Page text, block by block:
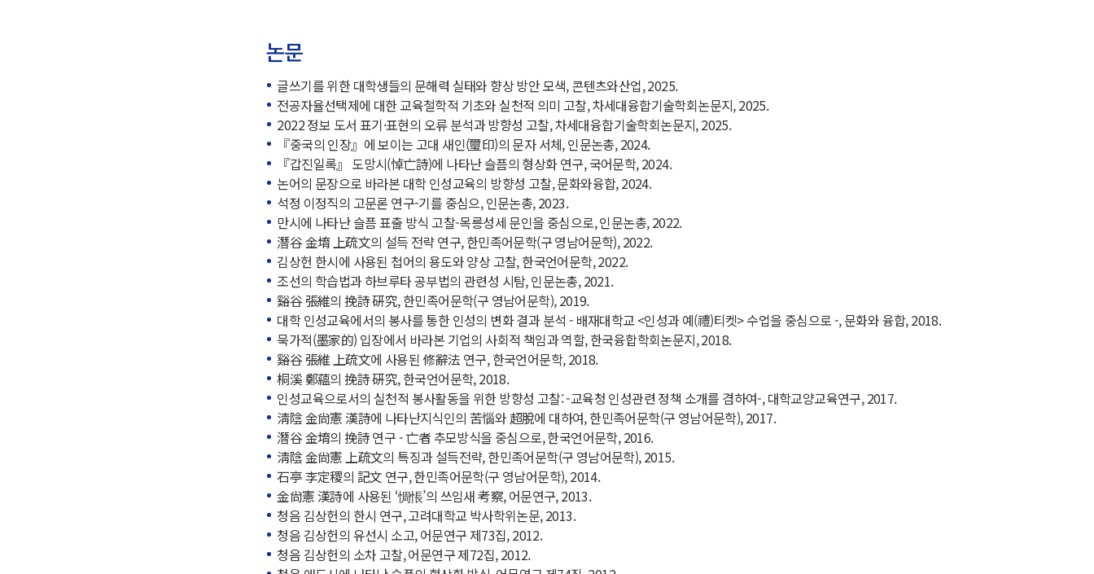
논문
글쓰기를 위한 대학생들의 문해력 실태와 향상 방안 모색, 콘텐츠와산업, 2025.
전공자율선택제에 대한 교육철학적 기초와 실천적 의미 고찰, 차세대융합기술학회논문지, 2025.
2022 정보 도서 표기·표현의 오류 분석과 방향성 고찰, 차세대융합기술학회논문지, 2025.
『중국의 인장』에 보이는 고대 새인(璽印)의 문자 서체, 인문논총, 2024.
『갑진일록』 도망시(悼亡詩)에 나타난 슬픔의 형상화 연구, 국어문학, 2024.
논어의 문장으로 바라본 대학 인성교육의 방향성 고찰, 문화와융합, 2024.
석정 이정직의 고문론 연구-기를 중심으, 인문논총, 2023.
만시에 나타난 슬픔 표출 방식 고찰-목릉성세 문인을 중심으로, 인문논총, 2022.
潛谷 金堉 上疏文의 설득 전략 연구, 한민족어문학(구 영남어문학), 2022.
김상헌 한시에 사용된 첩어의 용도와 양상 고찰, 한국언어문학, 2022.
조선의 학습법과 하브루타 공부법의 관련성 시탐, 인문논총, 2021.
谿谷 張維의 挽詩 硏究, 한민족어문학(구 영남어문학), 2019.
대학 인성교육에서의 봉사를 통한 인성의 변화 결과 분석 - 배재대학교 <인성과 예(禮)티켓> 수업을 중심으로 -, 문화와 융합, 2018.
묵가적(墨家的) 입장에서 바라본 기업의 사회적 책임과 역할, 한국융합학회논문지, 2018.
谿谷 張維 上疏文에 사용된 修辭法 연구, 한국언어문학, 2018.
桐溪 鄭蘊의 挽詩 硏究, 한국언어문학, 2018.
인성교육으로서의 실천적 봉사활동을 위한 방향성 고찰: -교육청 인성관련 정책 소개를 겸하여-, 대학교양교육연구, 2017.
淸陰 金尙憲 漢詩에 나타난지식인의 苦惱와 超脫에 대하여, 한민족어문학(구 영남어문학), 2017.
潛谷 金堉의 挽詩 연구 - 亡者 추모방식을 중심으로, 한국언어문학, 2016.
淸陰 金尙憲 上疏文의 특징과 설득전략, 한민족어문학(구 영남어문학), 2015.
石亭 李定稷의 記文 연구, 한민족어문학(구 영남어문학), 2014.
金尙憲 漢詩에 사용된 ‘惆悵’의 쓰임새 考察, 어문연구, 2013.
청음 김상헌의 한시 연구, 고려대학교 박사학위논문, 2013.
청음 김상헌의 유선시 소고, 어문연구 제73집, 2012.
청음 김상헌의 소차 고찰, 어문연구 제72집, 2012.